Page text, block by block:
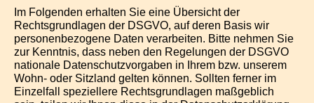
Im Folgenden erhalten Sie eine Übersicht der
Rechtsgrundlagen der DSGVO, auf deren Basis wir
personenbezogene Daten verarbeiten. Bitte nehmen Sie
zur Kenntnis, dass neben den Regelungen der DSGVO
nationale Datenschutzvorgaben in Ihrem bzw. unserem
Wohn- oder Sitzland gelten können. Sollten ferner im
Einzelfall speziellere Rechtsgrundlagen maßgeblich